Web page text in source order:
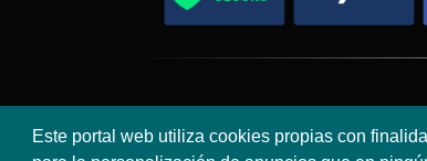
Este portal web utiliza cookies propias con